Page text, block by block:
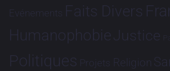
Evénements Faits Divers
HumanophobieJustice
Politiques Projets Religion